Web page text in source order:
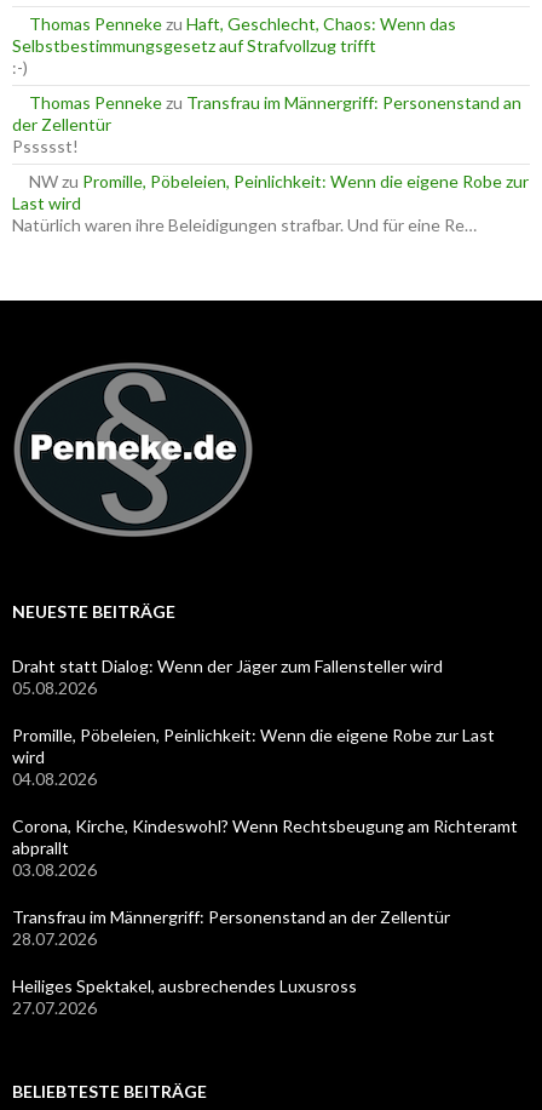
Thomas Pennekezu Haft, Geschlecht, Chaos: Wenn das
Selbstbestimmungsgesetz auf Strafvollzug trifft
:-)
Thomas Pennekezu Transfrau im Männergriff: Personenstand an
der Zellentür
Pssssst!
NWzu Promille, Pöbeleien, Peinlichkeit: Wenn die eigene Robe zur
Last wird
Natürlich waren ihre Beleidigungen strafbar. Und für eine Re…
NEUESTE BEITRÄGE
Draht statt Dialog: Wenn der Jäger zum Fallensteller wird
05.08.2026
Promille, Pöbeleien, Peinlichkeit: Wenn die eigene Robe zur Last
wird
04.08.2026
Corona, Kirche, Kindeswohl? Wenn Rechtsbeugung am Richteramt
abprallt
03.08.2026
Transfrau im Männergriff: Personenstand an der Zellentür
28.07.2026
Heiliges Spektakel, ausbrechendes Luxusross
27.07.2026
BELIEBTESTE BEITRÄGE